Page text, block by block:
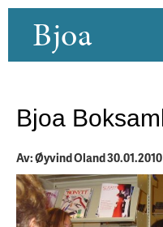
Bjoa
Bjoa
Av: Øyvind Oland 30.01.2010